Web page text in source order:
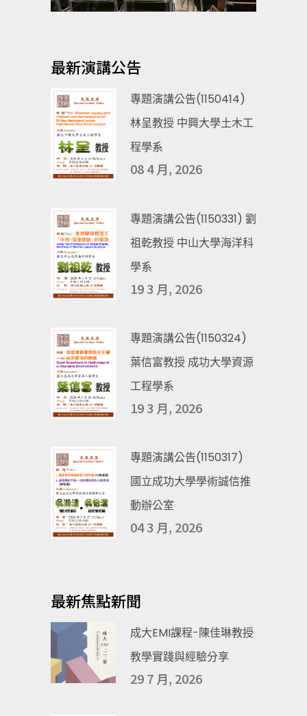
最新演講公告
專題演講公告(1150414)
林呈教授 中興大學土木工
程學系
08 4 月, 2026
專題演講公告(1150331) 劉
祖乾教授 中山大學海洋科
學系
19 3 月, 2026
專題演講公告(1150324)
葉信富教授 成功大學資源
工程學系
19 3 月, 2026
專題演講公告(1150317)
國立成功大學學術誠信推
動辦公室
04 3 月, 2026
最新焦點新聞
成大EMI課程-陳佳琳教授
教學實踐與經驗分享
29 7 月, 2026